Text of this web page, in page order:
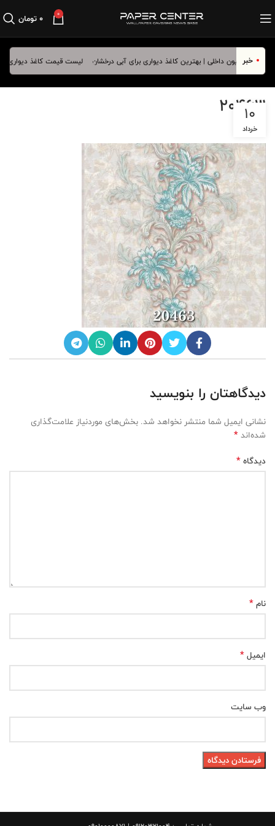
0 ۰تومان
خبر لیست قیمت کاغذ دیواری
20463
10
خرداد
دیدگاهتان را بنویسید
نشانی ایمیل شما منتشر نخواهد شد. بخش‌های موردنیاز علامت‌گذاری
شده‌اند*
دیدگاه*
نام*
ایمیل*
وب‌ سایت